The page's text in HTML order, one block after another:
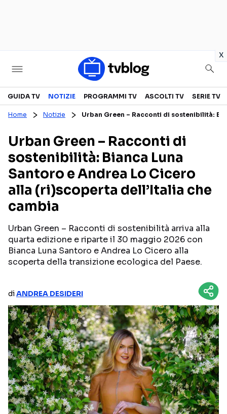
x
Televisione
CANALI TV
PROGRAMMI TV
PERSONAGGI TV
SERIE TV
REALITY SHOW
FICTION
NETFLIX
AMAZON PRIME VIDEO
RAIPLAY
MEDIASET INFINITY
DAZN
Categorie
NOTIZIE
ANTEPRIME
RETROSCENA
INTERVISTE
RUBRICHE
GUIDA TV NOTIZIE PROGRAMMI TV ASCOLTI TV SERIE TV
Home Notizie Urban Green – Racconti di sostenibilità:
Urban Green – Racconti di
sostenibilità: Bianca Luna
Santoro e Andrea Lo Cicero
alla (ri)scoperta dell’Italia che
cambia
Urban Green – Racconti di sostenibilità arriva alla
quarta edizione e riparte il 30 maggio 2026 con
Bianca Luna Santoro e Andrea Lo Cicero alla
scoperta della transizione ecologica del Paese.
diANDREA DESIDERI